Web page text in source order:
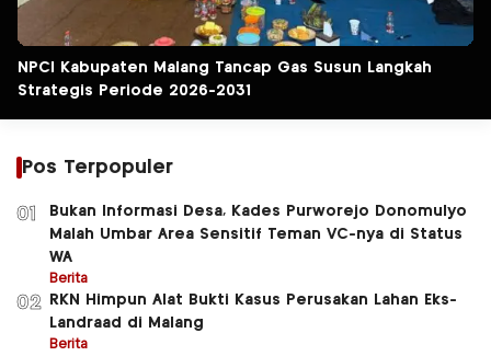
NPCI Kabupaten Malang Tancap Gas Susun Langkah
Strategis Periode 2026-2031
Pos Terpopuler
01
Bukan Informasi Desa, Kades Purworejo Donomulyo
Malah Umbar Area Sensitif Teman VC-nya di Status
WA
Berita
02
RKN Himpun Alat Bukti Kasus Perusakan Lahan Eks-
Landraad di Malang
Berita